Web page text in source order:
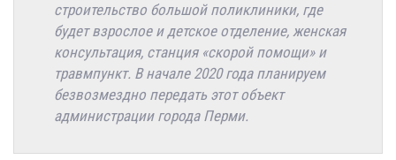
строительство большой поликлиники, где
будет взрослое и детское отделение, женская
консультация, станция «скорой помощи» и
травмпункт. В начале 2020 года планируем
безвозмездно передать этот объект
администрации города Перми.